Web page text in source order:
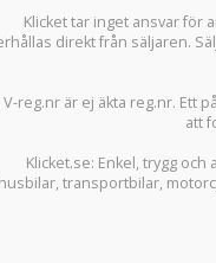
Klicket tar inget ansvar för
direkt från säljaren.
V-reg.nr är ej äkta reg.nr. Ett
att
Klicket.se: Enkel, trygg
husbilar,transportbilar,